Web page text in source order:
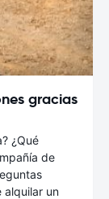
gracias
¿Qué
de
alquilar un